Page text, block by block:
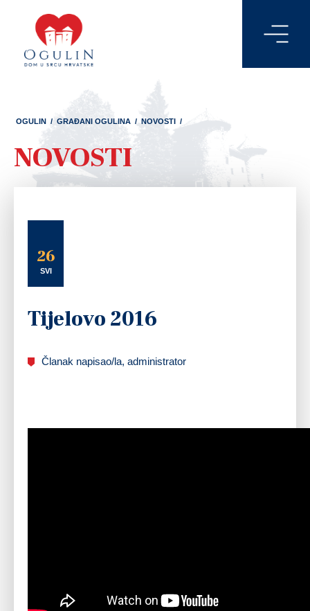
OGULIN / GRAĐANI OGULINA / NOVOSTI /
NOVOSTI
26
SVI
Tijelovo 2016
Članak napisao/la, administrator